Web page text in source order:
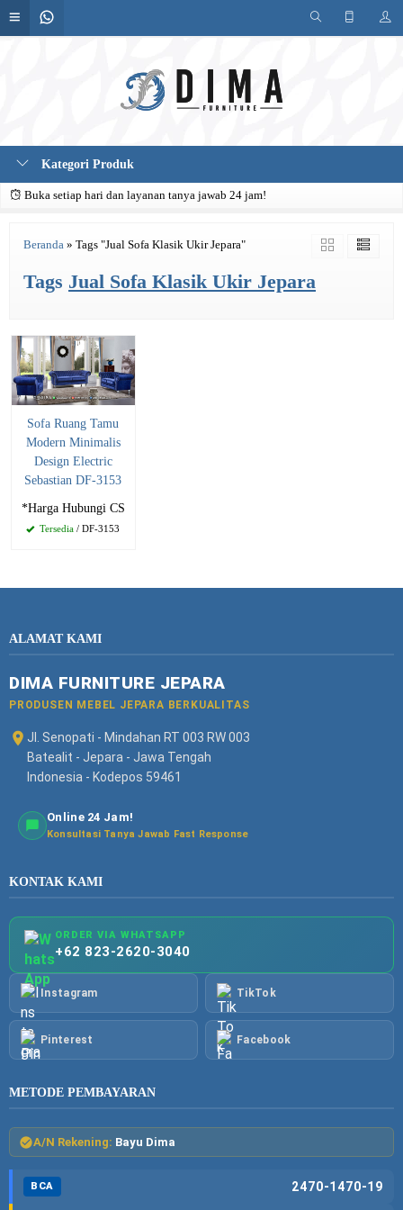
Kategori Produk
Buka setiap hari dan layanan tanya jawab 24 jam!
Beranda » Tags "Jual Sofa Klasik Ukir Jepara"
Tags Jual Sofa Klasik Ukir Jepara
Sofa Ruang Tamu
Modern Minimalis
Design Electric
Sebastian DF-3153
*Harga Hubungi CS
Tersedia / DF-3153
ALAMAT KAMI
DIMA FURNITURE JEPARA
PRODUSEN MEBEL JEPARA BERKUALITAS
Jl. Senopati - Mindahan RT 003 RW 003
Batealit - Jepara - Jawa Tengah
Indonesia - Kodepos 59461
Online 24 Jam!
Konsultasi Tanya Jawab Fast Response
KONTAK KAMI
ORDER VIA WHATSAPP
+62 823-2620-3040
Instagram TikTok
Pinterest Facebook
METODE PEMBAYARAN
A/N Rekening: Bayu Dima
BCA 2470-1470-19